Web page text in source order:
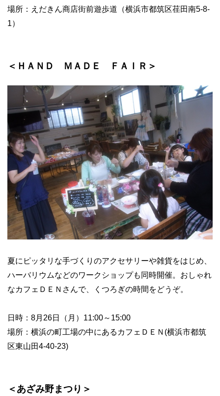
場所：えだきん商店街前遊歩道（横浜市都筑区荏田南5-8-
1）
＜ＨＡＮＤ ＭＡＤＥ ＦＡＩＲ＞
夏にピッタリな手づくりのアクセサリーや雑貨をはじめ、
ハーバリウムなどのワークショップも同時開催。おしゃれ
なカフェＤＥＮさんで、くつろぎの時間をどうぞ。
日時：8月26日（月）11:00～15:00
場所：横浜の町工場の中にあるカフェＤＥＮ(横浜市都筑
区東山田4-40-23)
＜あざみ野まつり＞